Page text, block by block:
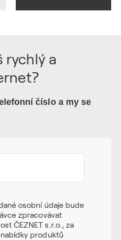
rychlý a
číslo a my se
osobní údaje bude
zpracovávat
ČEZNET s.r.o., za
produktů